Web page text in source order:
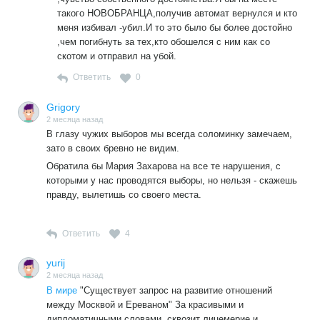
такого НОВОБРАНЦА,получив автомат вернулся и кто
меня избивал -убил.И то это было бы более достойно
,чем погибнуть за тех,кто обошелся с ним как со
скотом и отправил на убой.
Ответить 0
Grigory
2 месяца назад
В глазу чужих выборов мы всегда соломинку замечаем,
зато в своих бревно не видим.
Обратила бы Мария Захарова на все те нарушения, с
которыми у нас проводятся выборы, но нельзя - скажешь
правду, вылетишь со своего места.
Ответить 4
yurij
2 месяца назад
В мире "Существует запрос на развитие отношений
между Москвой и Ереваном" За красивыми и